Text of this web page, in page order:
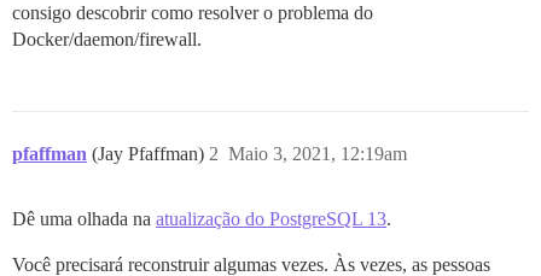
consigo descobrir como resolver o problema do
Docker/daemon/firewall.
pfaffman (Jay Pfaffman) Maio 3, 2021, 12:19am
2
Dê uma olhada na atualização do PostgreSQL 13.
Você precisará reconstruir algumas vezes. Às vezes, as pessoas